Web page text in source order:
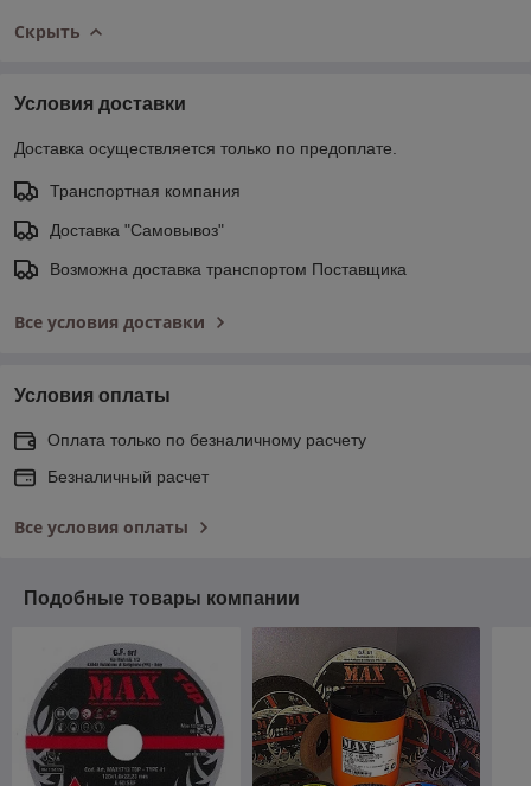
Скрыть
Условия доставки
Доставка осуществляется только по предоплате.
Транспортная компания
Доставка "Самовывоз"
Возможна доставка транспортом Поставщика
Все условия доставки
Условия оплаты
Оплата только по безналичному расчету
Безналичный расчет
Все условия оплаты
Подобные товары компании